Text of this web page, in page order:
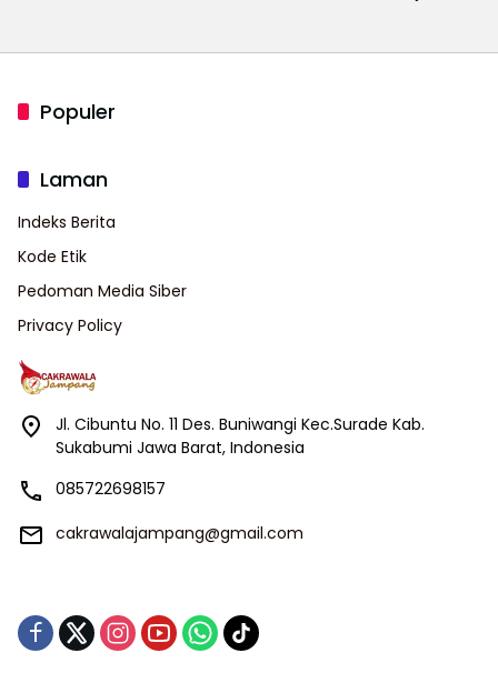
Populer
Laman
Indeks Berita
Kode Etik
Pedoman Media Siber
Privacy Policy
Jl. Cibuntu No. 11 Des. Buniwangi Kec.Surade Kab.
Sukabumi Jawa Barat, Indonesia
085722698157
cakrawalajampang@gmail.com